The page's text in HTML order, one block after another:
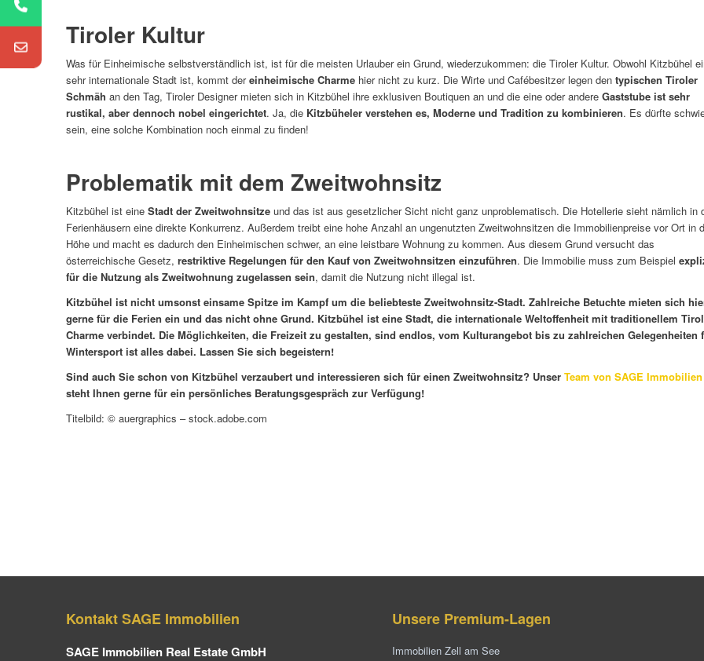
Tiroler Kultur
Was für Einheimische selbstverständlich ist, ist für die meisten Urlauber ein Grund, wiederzukommen: die Tiroler Kultur. Obwohl Kitzbühel
sehr internationale Stadt ist, kommt dereinheimische Charmehier nicht zu kurz. Die Wirte und Cafébesitzer legen den typischen Tiroler
Schmäh an den Tag, Tiroler Designer mieten sich in Kitzbühel ihre exklusiven Boutiquen an und die eine oder andere Gaststube ist sehr
rustikal, aber dennoch nobel eingerichtet. Ja, die Kitzbüheler verstehen es, Moderne und Tradition zu kombinieren. Es dürfte
sein, eine solche Kombination noch einmal zu finden!
Problematik mit dem Zweitwohnsitz
Kitzbühel ist eine Stadt der Zweitwohnsitzeund das ist aus gesetzlicher Sicht nicht ganz unproblematisch. Die Hotellerie sieht nämlich in
Ferienhäusern eine direkte Konkurrenz. Außerdem treibt eine hohe Anzahl an ungenutzten Zweitwohnsitzen die Immobilienpreise vor Ort in
Höhe und macht es dadurch den Einheimischen schwer, an eine leistbare Wohnung zu kommen. Aus diesem Grund versucht das
österreichische Gesetz, restriktive Regelungen für den Kauf von Zweitwohnsitzen einzuführen. Die Immobilie muss zum Beispiel
für die Nutzung als Zweitwohnung zugelassen sein, damit die Nutzung nicht illegal ist.
Kitzbühel ist nicht umsonst einsame Spitze im Kampf um die beliebteste Zweitwohnsitz-Stadt. Zahlreiche Betuchte mieten sich
gerne für die Ferien ein und das nicht ohne Grund. Kitzbühel ist eine Stadt, die internationale Weltoffenheit mit traditionellem
Charme verbindet. Die Möglichkeiten, die Freizeit zu gestalten, sind endlos, vom Kulturangebot bis zu zahlreichen Gelegenheiten
Wintersport ist alles dabei. Lassen Sie sich begeistern!
Sind auch Sie schon von Kitzbühel verzaubert und interessieren sich für einen Zweitwohnsitz? Unser Team von SAGE Immobilien
steht Ihnen gerne für ein persönliches Beratungsgespräch zur Verfügung!
Titelbild: © auergraphics – stock.adobe.com
Kontakt SAGE Immobilien
SAGE Immobilien Real Estate GmbH
Unsere Premium-Lagen
Immobilien Zell am See